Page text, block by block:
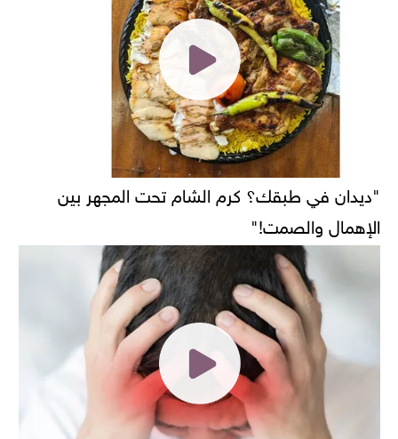
"ديدان في طبقك؟ كرم الشام تحت المجهر بين
الإهمال والصمت!"